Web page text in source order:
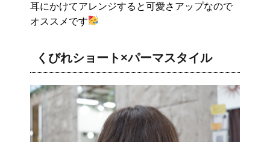
耳にかけてアレンジすると可愛さアップなので
オススメです
くびれショート×パーマスタイル